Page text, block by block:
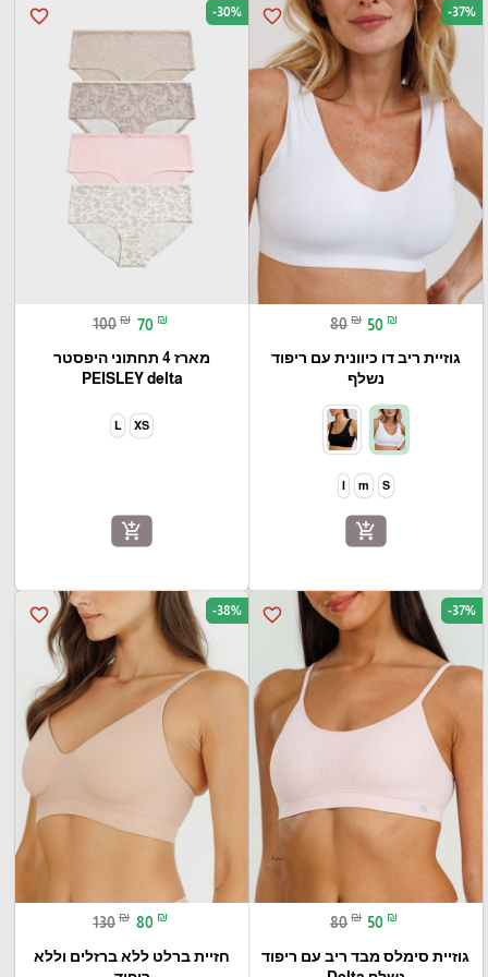
favorite_border -37%
80 ₪ 50 ₪
גוזיית ריב דו כיוונית עם ריפוד
נשלף
S
m
add_shopping_cart
favorite_border -30%
100 ₪ 70 ₪
מארז 4 תחתוני היפסטר
PEISLEY delta
XS
L
add_shopping_cart
favorite_border -37%
80 ₪ 50 ₪
גוזיית סימלס מבד ריב עם ריפוד
favorite_border -38%
130 ₪ 80 ₪
חזיית ברלט ללא ברזלים וללא